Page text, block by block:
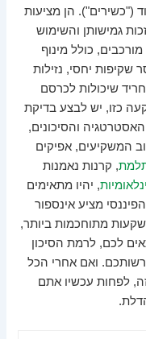
("כשירים"). הן מציעות
גמישותן והשימוש
כולל מינוף
שקיפות יחסי, נזילות
שיכולות לכרסם
כזו, יש לבצע בדיקת
והסיכונים,
המשקיעים, אפיקים
, קרנות נאמנות
, יהיו מתאימים
מציע אינספור
מתוחכמות ביותר,
לכם, לרמת הסיכון
ואם אחרי הכל
לפחות עכשיו אתם